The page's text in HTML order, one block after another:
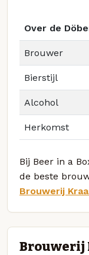
Over de
Brouwer
Bierstijl
Alcohol
Herkomst
Bij Beer in a
de beste
Brouwerij
Brouwerij